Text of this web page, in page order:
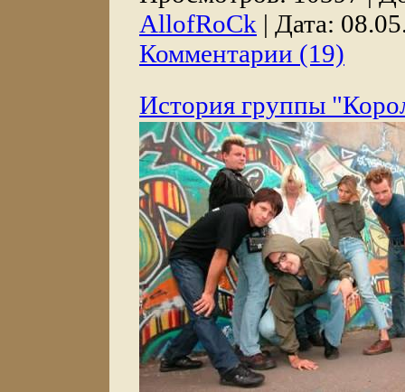
AllofRoCk | Дата:
Комментарии (19)
История группы